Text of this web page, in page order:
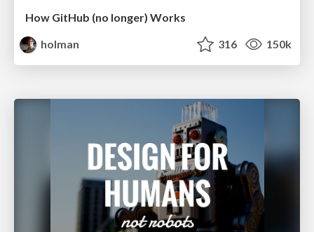
How GitHub (no longer) Works
holman
316 150k